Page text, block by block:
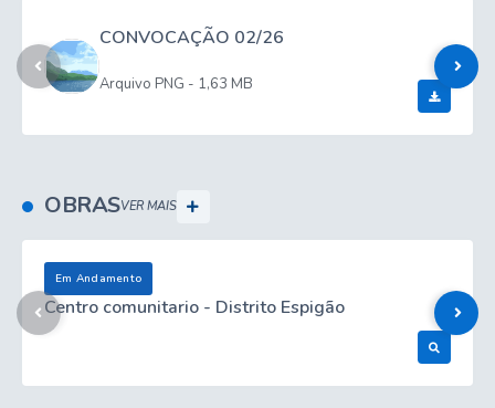
CONVOCAÇÃO 02/26
PNG 1,63 MB
OBRASVER MAIS
Em Andamento
Centro comunitario - Distrito Espigão
Ver Obra